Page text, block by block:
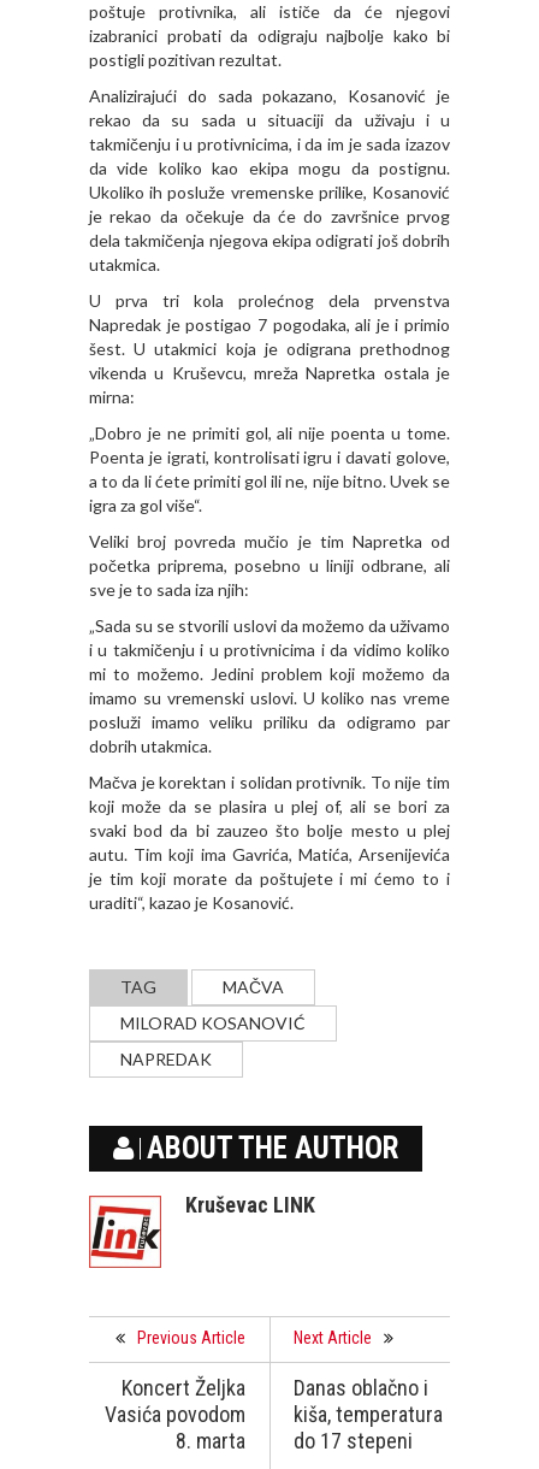
poštuje protivnika, ali ističe da će njegovi
izabranici probati da odigraju najbolje kako bi
postigli pozitivan rezultat.
Analizirajući do sada pokazano, Kosanović je
rekao da su sada u situaciji da uživaju i u
takmičenju i u protivnicima, i da im je sada izazov
da vide koliko kao ekipa mogu da postignu.
Ukoliko ih posluže vremenske prilike, Kosanović
je rekao da očekuje da će do završnice prvog
dela takmičenja njegova ekipa odigrati još dobrih
utakmica.
U prva tri kola prolećnog dela prvenstva
Napredak je postigao 7 pogodaka, ali je i primio
šest. U utakmici koja je odigrana prethodnog
vikenda u Kruševcu, mreža Napretka ostala je
mirna:
„Dobro je ne primiti gol, ali nije poenta u tome.
Poenta je igrati, kontrolisati igru i davati golove,
a to da li ćete primiti gol ili ne, nije bitno. Uvek se
igra za gol više“.
Veliki broj povreda mučio je tim Napretka od
početka priprema, posebno u liniji odbrane, ali
sve je to sada iza njih:
„Sada su se stvorili uslovi da možemo da uživamo
i u takmičenju i u protivnicima i da vidimo koliko
mi to možemo. Jedini problem koji možemo da
imamo su vremenski uslovi. U koliko nas vreme
posluži imamo veliku priliku da odigramo par
dobrih utakmica.
Mačva je korektan i solidan protivnik. To nije tim
koji može da se plasira u plej of, ali se bori za
svaki bod da bi zauzeo što bolje mesto u plej
autu. Tim koji ima Gavrića, Matića, Arsenijevića
je tim koji morate da poštujete i mi ćemo to i
uraditi“, kazao je Kosanović.
TAG
MAČVA
MILORAD KOSANOVIĆ
NAPREDAK
ABOUT THE AUTHOR
Kruševac LINK
Previous Article
Koncert Željka
Vasića povodom
8. marta
Next Article
Danas oblačno i
kiša, temperatura
do 17 stepeni